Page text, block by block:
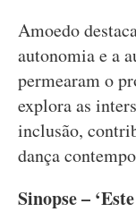
Amoedo
autonomia e a
permearam o
explora as
inclusão,
dança
Sinopse –